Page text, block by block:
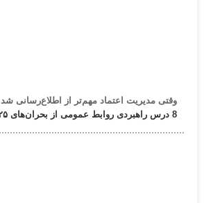
وقتی مدیریت اعتماد مهم‌تر از اطلاع‌رسانی شد
8 درس راهبردی روابط عمومی از بحران‌های ۲۰۲۵